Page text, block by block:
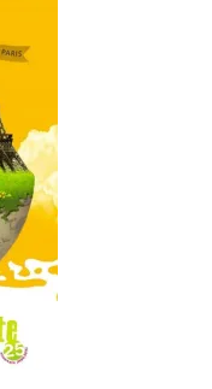
y
la